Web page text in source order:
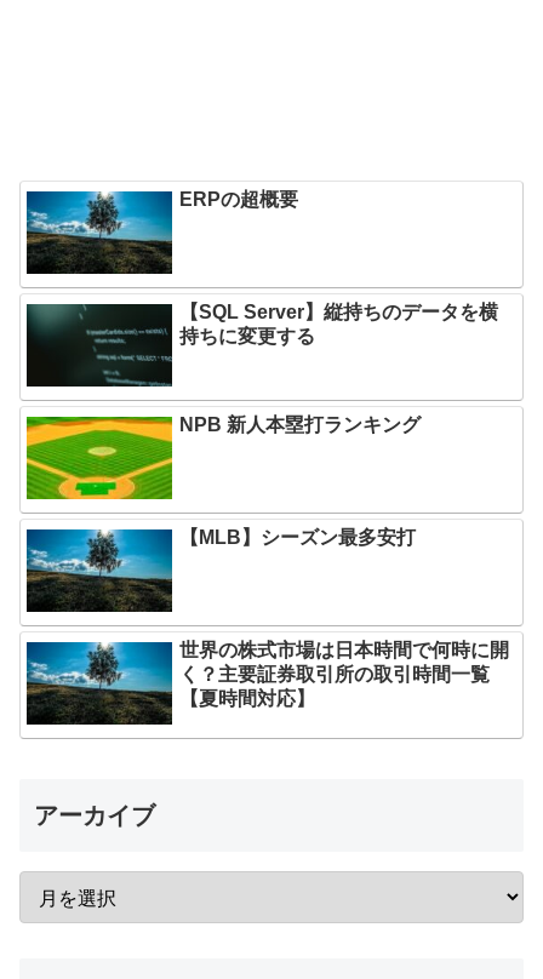
ERPの超概要
【SQL Server】縦持ちのデータを横
持ちに変更する
NPB 新人本塁打ランキング
【MLB】シーズン最多安打
世界の株式市場は日本時間で何時に開
く？主要証券取引所の取引時間一覧
【夏時間対応】
アーカイブ